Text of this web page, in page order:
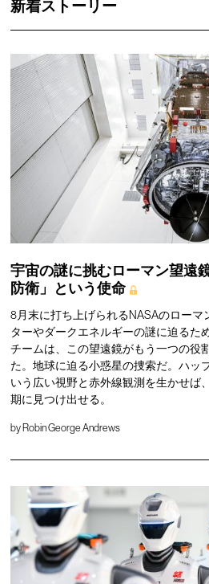
新着ストーリー
宇宙の謎に挑むローマン望遠
防衛」という使命
8月末に打ち上げられるNASAのローマ
ターやダークエネルギーの謎に迫るた
チームは、この望遠鏡がもう一つの役
た。地球に迫る小惑星の捜索だ。ハッ
いう広い視野と赤外線観測を生かせば
期に見つけ出せる。
by Robin George Andrews